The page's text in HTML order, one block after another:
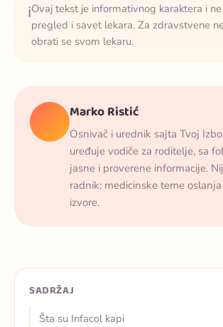
ℹ️Ovaj tekst je informativnog karaktera i
pregled i savet lekara. Za zdravstvene
obrati se svom lekaru.
Marko Ristić
Osnivač i urednik sajta Tvoj
uređuje vodiče za roditelje, sa
jasne i proverene informacije.
radnik; medicinske teme
izvore.
SADRŽAJ
Šta su Infacol kapi